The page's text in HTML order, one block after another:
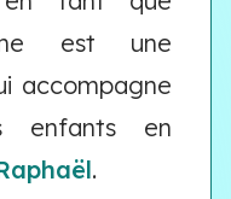
est une
accompagne
enfants en
.